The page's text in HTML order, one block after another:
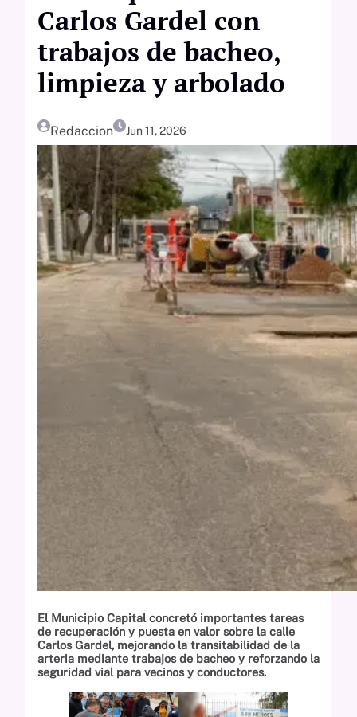
Carlos Gardel con
trabajos de bacheo,
limpieza y arbolado
Redaccion Jun 11, 2026
El Municipio Capital concretó importantes tareas
de recuperación y puesta en valor sobre la calle
Carlos Gardel, mejorando la transitabilidad de la
arteria mediante trabajos de bacheo y reforzando la
seguridad vial para vecinos y conductores.